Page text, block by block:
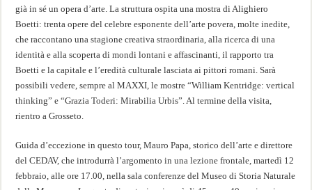
già in sé un opera d’arte. La struttura ospita una mostra di Alighiero
Boetti: trenta opere del celebre esponente dell’arte povera, molte inedite,
che raccontano una stagione creativa straordinaria, alla ricerca di una
identità e alla scoperta di mondi lontani e affascinanti, il rapporto tra
Boetti e la capitale e l’eredità culturale lasciata ai pittori romani. Sarà
possibili vedere, sempre al MAXXI, le mostre “William Kentridge: vertical
thinking” e “Grazia Toderi: Mirabilia Urbis”. Al termine della visita,
rientro a Grosseto.
Guida d’eccezione in questo tour, Mauro Papa, storico dell’arte e direttore
del CEDAV, che introdurrà l’argomento in una lezione frontale, martedì 12
febbraio, alle ore 17.00, nella sala conferenze del Museo di Storia Naturale